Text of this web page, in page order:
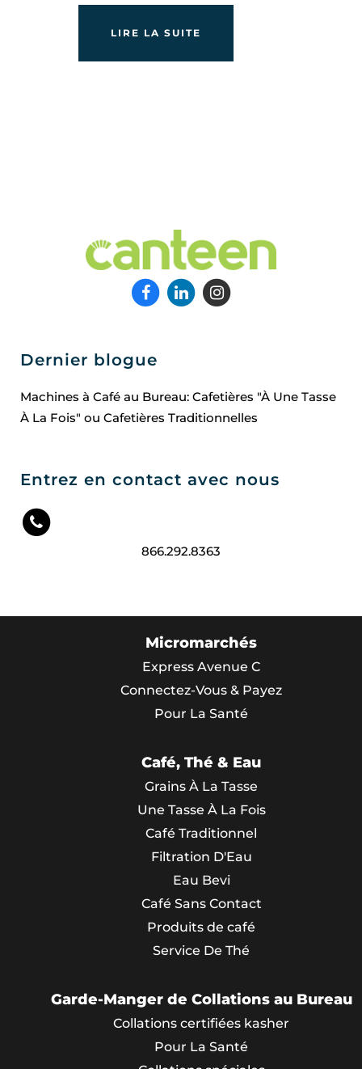
LIRE LA SUITE
Dernier blogue
Machines à Café au Bureau: Cafetières "À Une Tasse
À La Fois" ou Cafetières Traditionnelles
Entrez en contact avec nous
866.292.8363
Micromarchés
Express Avenue C
Connectez-Vous & Payez
Pour La Santé
Café, Thé & Eau
Grains À La Tasse
Une Tasse À La Fois
Café Traditionnel
Filtration D'Eau
Eau Bevi
Café Sans Contact
Produits de café
Service De Thé
Garde-Manger de Collations au Bureau
Collations certifiées kasher
Pour La Santé